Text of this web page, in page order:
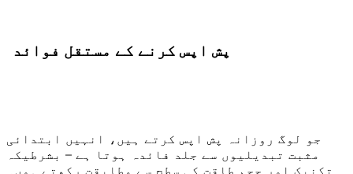
پش اپس کرنے کے مستقل فوائد
جو لوگ روزانہ پش اپس کرتے ہیں، انہیں ابتدائی
مثبت تبدیلیوں سے جلد فائدہ ہوتا ہے – بشرطیکہ
تکنیک اور حجم طاقت کی سطح سے مطابقت رکھتے ہوں۔